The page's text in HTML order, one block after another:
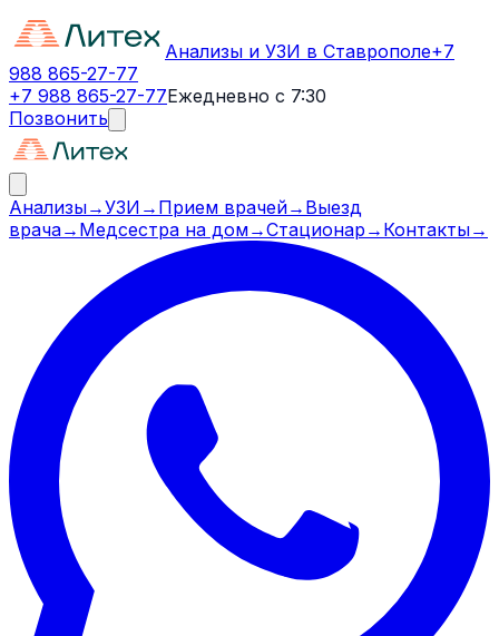
Анализы и УЗИ в Ставрополе+7
988 865-27-77
+7 988 865-27-77Ежедневно с 7:30
Позвонить
Анализы→УЗИ → Прием врачей→ Выезд
врача→ Медсестра на дом→Стационар → Контакты→